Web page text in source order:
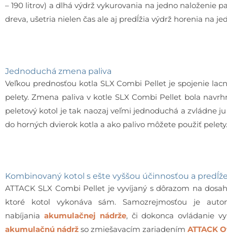
– 190 litrov) a dlhá výdrž vykurovania na jedno naloženie
dreva, ušetria nielen čas ale aj predĺžia výdrž horenia na
Jednoduchá zmena paliva
Veľkou prednosťou kotla SLX Combi Pellet je spojenie
pelety. Zmena paliva v kotle SLX Combi Pellet bola
peletový kotol je tak naozaj veľmi jednoduchá a zvládne
do horných dvierok kotla a ako palivo môžete použiť pelety.
Kombinovaný kotol s ešte vyššou účinnosťou a
ATTACK SLX Combi Pellet je vyvíjaný s dôrazom na
ktoré kotol vykonáva sám. Samozrejmosťou je
nabíjania akumulačnej nádrže, či dokonca ovládanie
akumulačnú nádrž so zmiešavacím zariadením ATTACK